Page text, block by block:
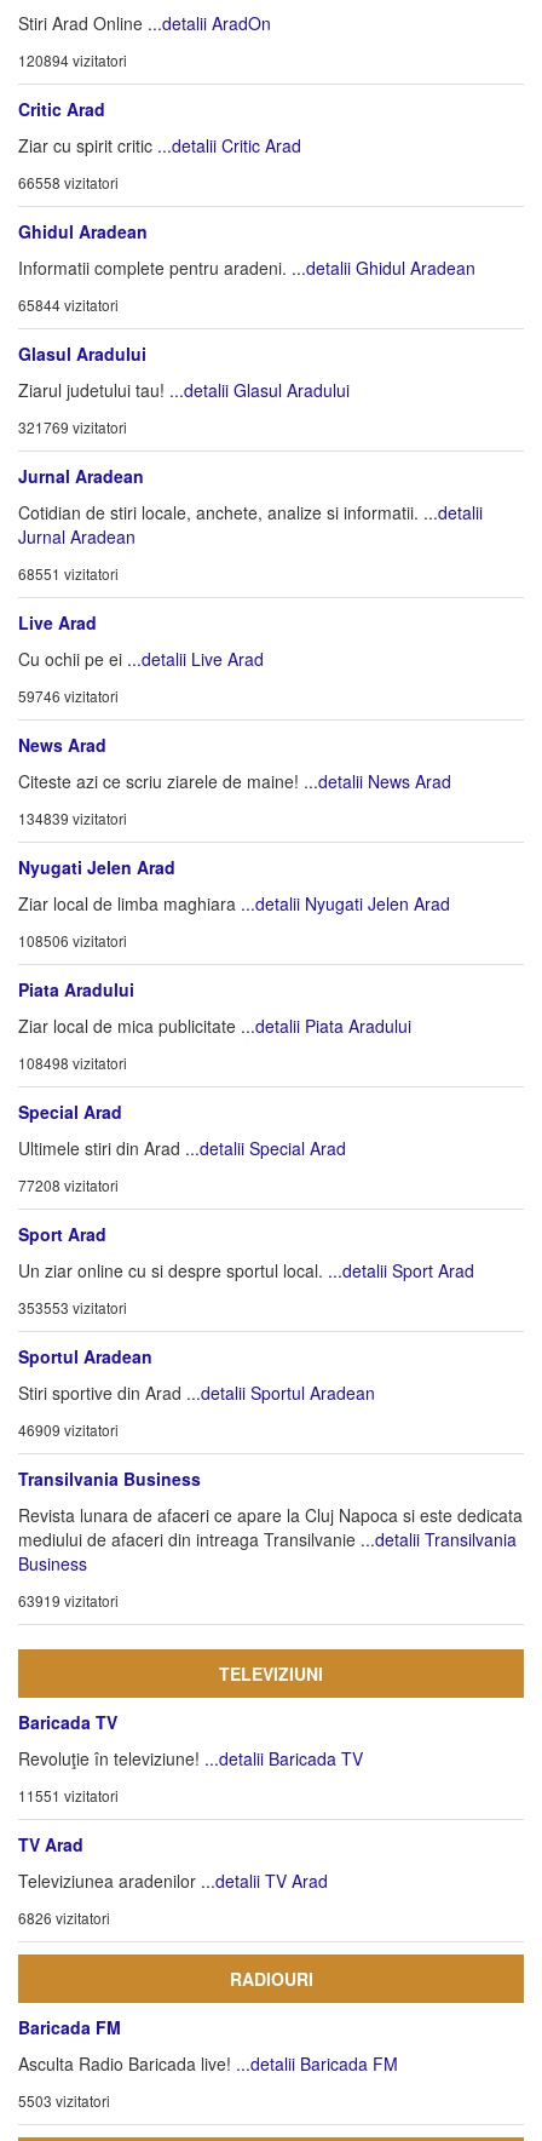
Stiri Arad Online ...detalii AradOn
120894 vizitatori
Critic Arad
Ziar cu spirit critic ...detalii Critic Arad
66558 vizitatori
Ghidul Aradean
Informatii complete pentru aradeni. ...detalii Ghidul Aradean
65844 vizitatori
Glasul Aradului
Ziarul judetului tau! ...detalii Glasul Aradului
321769 vizitatori
Jurnal Aradean
Cotidian de stiri locale, anchete, analize si informatii. ...detalii
Jurnal Aradean
68551 vizitatori
Live Arad
Cu ochii pe ei ...detalii Live Arad
59746 vizitatori
News Arad
Citeste azi ce scriu ziarele de maine! ...detalii News Arad
134839 vizitatori
Nyugati Jelen Arad
Ziar local de limba maghiara ...detalii Nyugati Jelen Arad
108506 vizitatori
Piata Aradului
Ziar local de mica publicitate ...detalii Piata Aradului
108498 vizitatori
Special Arad
Ultimele stiri din Arad ...detalii Special Arad
77208 vizitatori
Sport Arad
Un ziar online cu si despre sportul local. ...detalii Sport Arad
353553 vizitatori
Sportul Aradean
Stiri sportive din Arad ...detalii Sportul Aradean
46909 vizitatori
Transilvania Business
Revista lunara de afaceri ce apare la Cluj Napoca si este dedicata
mediului de afaceri din intreaga Transilvanie ...detalii Transilvania
Business
63919 vizitatori
TELEVIZIUNI
Baricada TV
Revoluţie în televiziune! ...detalii Baricada TV
11551 vizitatori
TV Arad
Televiziunea aradenilor ...detalii TV Arad
6826 vizitatori
RADIOURI
Baricada FM
Asculta Radio Baricada live! ...detalii Baricada FM
5503 vizitatori